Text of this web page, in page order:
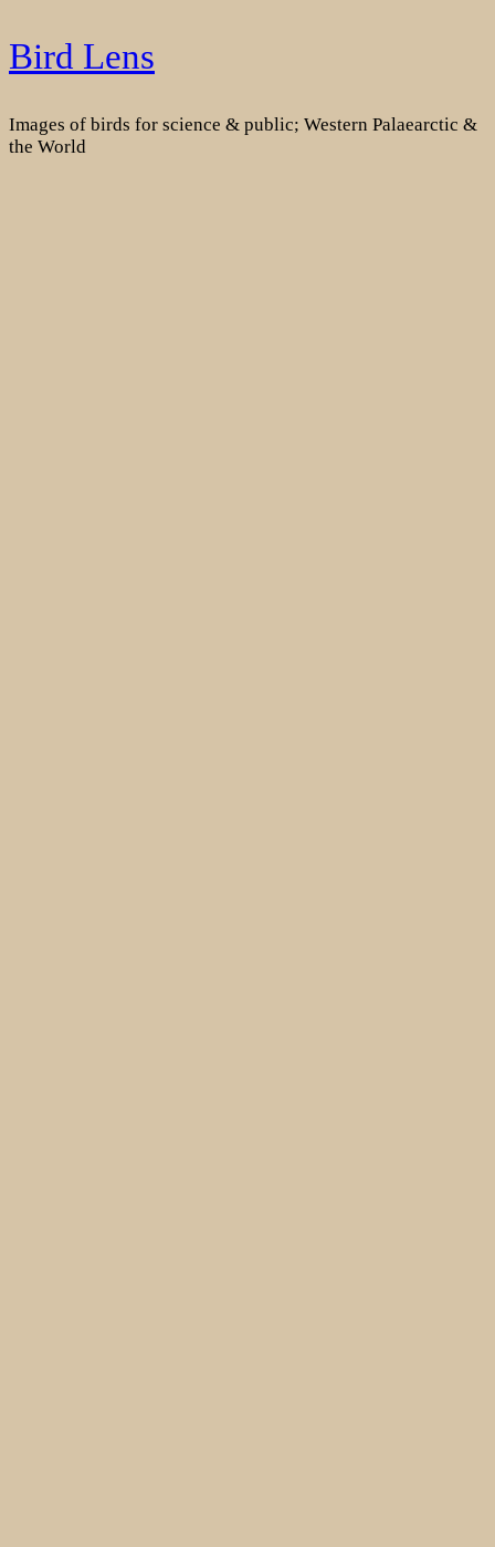
Skip
to
Bird Lens
Images of birds for science & public; Western Palaearctic &
the World